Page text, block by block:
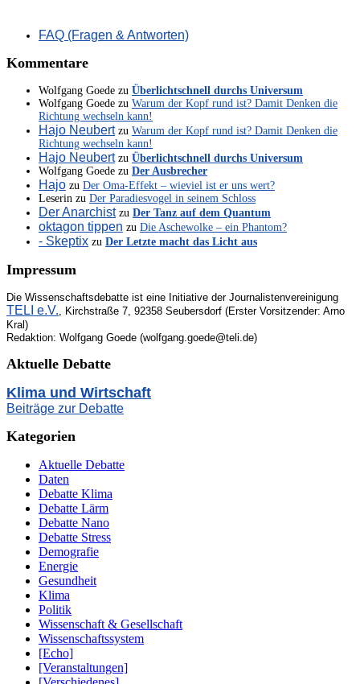
FAQ (Fragen & Antworten)
Kommentare
Wolfgang Goede zu Überlichtschnell durchs Universum
Wolfgang Goede zu Warum der Kopf rund ist? Damit Denken die
Richtung wechseln kann!
Hajo Neubertzu Warum der Kopf rund ist? Damit Denken die
Richtung wechseln kann!
Hajo Neubertzu Überlichtschnell durchs Universum
Wolfgang Goede zu Der Ausbrecher
Hajo zu Der Oma-Effekt – wieviel ist er uns wert?
Leserin zu Der Paradiesvogel in seinem Schloss
Der Anarchistzu Der Tanz auf dem Quantum
oktagon tippen zu Die Aschewolke – ein Phantom?
- Skeptix zu Der Letzte macht das Licht aus
Impressum
Die Wissenschaftsdebatte ist eine Initiative der Journalistenvereinigung
TELI e.V., Kirchstraße 7, 92358 Seubersdorf (Erster Vorsitzender: Arno
Kral)
Redaktion: Wolfgang Goede (wolfgang.goede@teli.de)
Aktuelle Debatte
Klima und Wirtschaft
Beiträge zur Debatte
Kategorien
Aktuelle Debatte
Daten
Debatte Klima
Debatte Lärm
Debatte Nano
Debatte Stress
Demografie
Energie
Gesundheit
Klima
Politik
Wissenschaft & Gesellschaft
Wissenschaftssystem
[Echo]
[Veranstaltungen]